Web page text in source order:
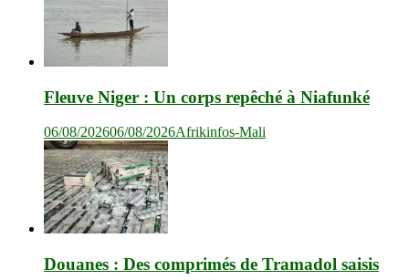
Fleuve Niger : Un corps repêché à Niafunké
06/08/202606/08/2026Afrikinfos-Mali
Douanes : Des comprimés de Tramadol saisis